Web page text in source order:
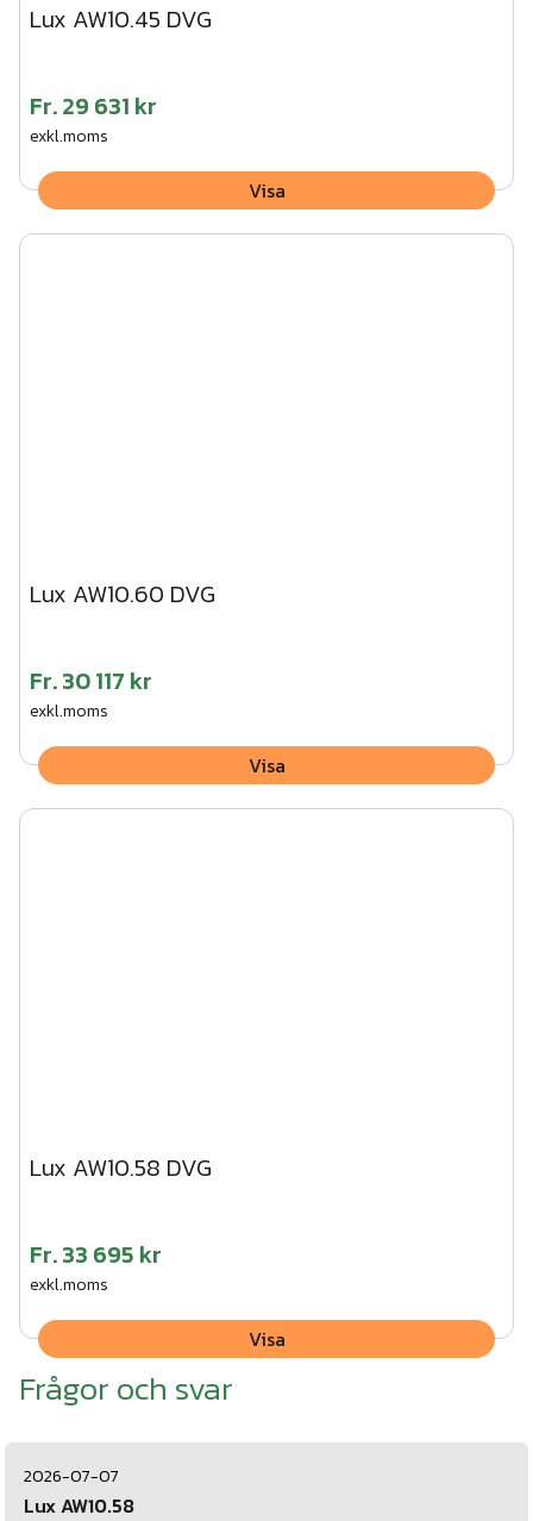
Lux AW10.45 DVG
Fr.29 631 kr
exkl.moms
Visa
Lux AW10.60 DVG
Fr.30 117 kr
exkl.moms
Visa
Lux AW10.58 DVG
Fr.33 695 kr
exkl.moms
Visa
Frågor och svar
2026-07-07
Lux AW10.58